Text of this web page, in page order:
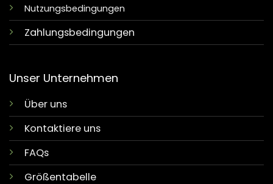
Nutzungsbedingungen
Zahlungsbedingungen
Unser Unternehmen
Über uns
Kontaktiere uns
FAQs
Größentabelle